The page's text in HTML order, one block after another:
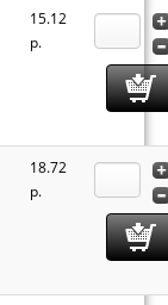
15.12
p.
18.72
p.